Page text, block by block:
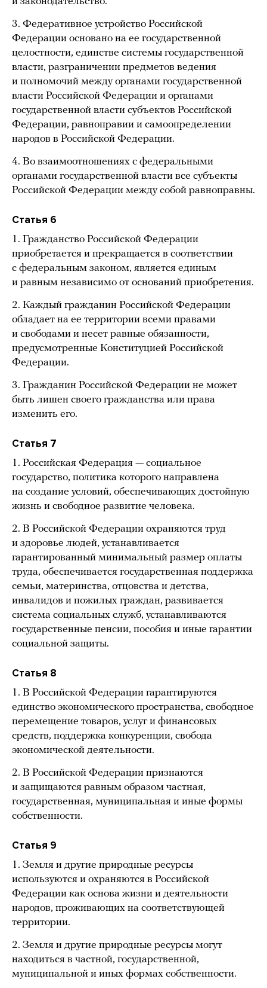
3. Федеративное устройство Российской
Федерации основано на ее государственной
целостности, единстве системы государственной
власти, разграничении предметов ведения
и полномочий между органами государственной
власти Российской Федерации и органами
государственной власти субъектов Российской
Федерации, равноправии и самоопределении
народов в Российской Федерации.
4. Во взаимоотношениях с федеральными
органами государственной власти все субъекты
Российской Федерации между собой равноправны.
Статья 6
1. Гражданство Российской Федерации
приобретается и прекращается в соответствии
с федеральным законом, является единым
и равным независимо от оснований приобретения.
2. Каждый гражданин Российской Федерации
обладает на ее территории всеми правами
и свободами и несет равные обязанности,
предусмотренные Конституцией Российской
Федерации.
3. Гражданин Российской Федерации не может
быть лишен своего гражданства или права
изменить его.
Статья 7
1. Российская Федерация — социальное
государство, политика которого направлена
на создание условий, обеспечивающих достойную
жизнь и свободное развитие человека.
2. В Российской Федерации охраняются труд
и здоровье людей, устанавливается
гарантированный минимальный размер оплаты
труда, обеспечивается государственная поддержка
семьи, материнства, отцовства и детства,
инвалидов и пожилых граждан, развивается
система социальных служб, устанавливаются
государственные пенсии, пособия и иные гарантии
социальной защиты.
Статья 8
1. В Российской Федерации гарантируются
единство экономического пространства, свободное
перемещение товаров, услуг и финансовых
средств, поддержка конкуренции, свобода
экономической деятельности.
2. В Российской Федерации признаются
и защищаются равным образом частная,
государственная, муниципальная и иные формы
собственности.
Статья 9
1. Земля и другие природные ресурсы
используются и охраняются в Российской
Федерации как основа жизни и деятельности
народов, проживающих на соответствующей
территории.
2. Земля и другие природные ресурсы могут
находиться в частной, государственной,
муниципальной и иных формах собственности.